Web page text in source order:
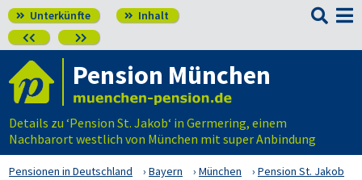
 Unterkünfte  Inhalt
 

Pension München
Details zu ‘Pension St. Jakob‘ in Germering, einem
Nachbarort westlich von München mit super Anbindung
Pensionen in Deutschland Bayern München Pension St. Jakob